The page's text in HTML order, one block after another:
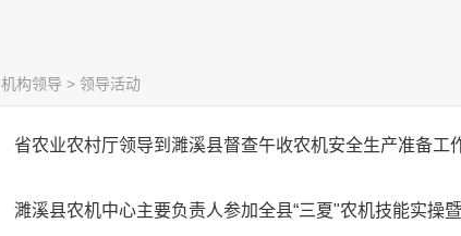
机构领导 > 领导活动
省农业农村厅领导到濉溪县督查午收农机安全生产准备工
濉溪县农机中心主要负责人参加全县“三夏"农机技能实操